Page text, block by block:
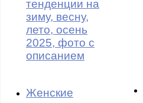
тенденции на
зиму, весну,
лето, осень
2025, фото с
описанием
Женские